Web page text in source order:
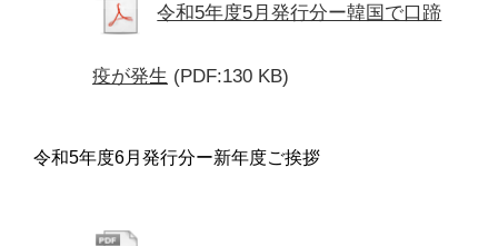
令和5年度5月発行分ー韓国で口蹄
疫が発生 (PDF:130 KB)
令和5年度6月発行分ー新年度ご挨拶